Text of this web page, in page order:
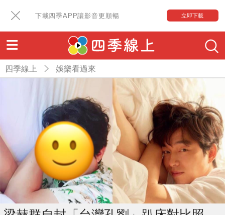
下載四季APP讓影音更順暢 立即下載
四季線上 娛樂看過來